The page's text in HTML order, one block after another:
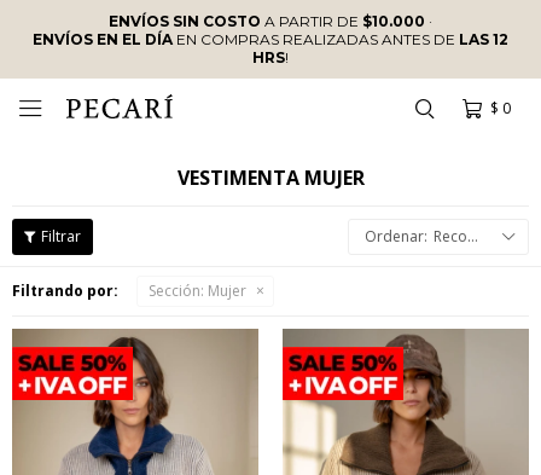
ENVÍOS SIN COSTO A PARTIR DE $10.000 ·
ENVÍOS EN EL DÍAEN COMPRAS REALIZADAS ANTES DE LAS 12
HRS!
$ 0

VESTIMENTA MUJER
Recomendados
Filtrando por: Sección: Mujer